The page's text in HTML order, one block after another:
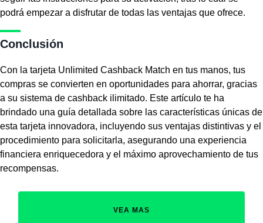
podrá empezar a disfrutar de todas las ventajas que ofrece.
Conclusión
Con la tarjeta Unlimited Cashback Match en tus manos, tus
compras se convierten en oportunidades para ahorrar, gracias
a su sistema de cashback ilimitado. Este artículo te ha
brindado una guía detallada sobre las características únicas de
esta tarjeta innovadora, incluyendo sus ventajas distintivas y el
procedimiento para solicitarla, asegurando una experiencia
financiera enriquecedora y el máximo aprovechamiento de tus
recompensas.
VEA MAS